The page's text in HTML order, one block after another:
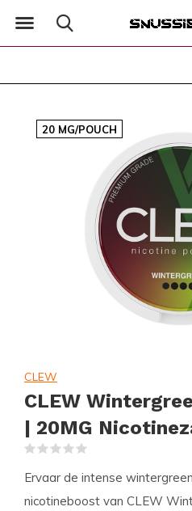
20 MG/POUCH
CLEW
CLEW
| 20MG
Ervaar de intense
nicotineboost van CLEW